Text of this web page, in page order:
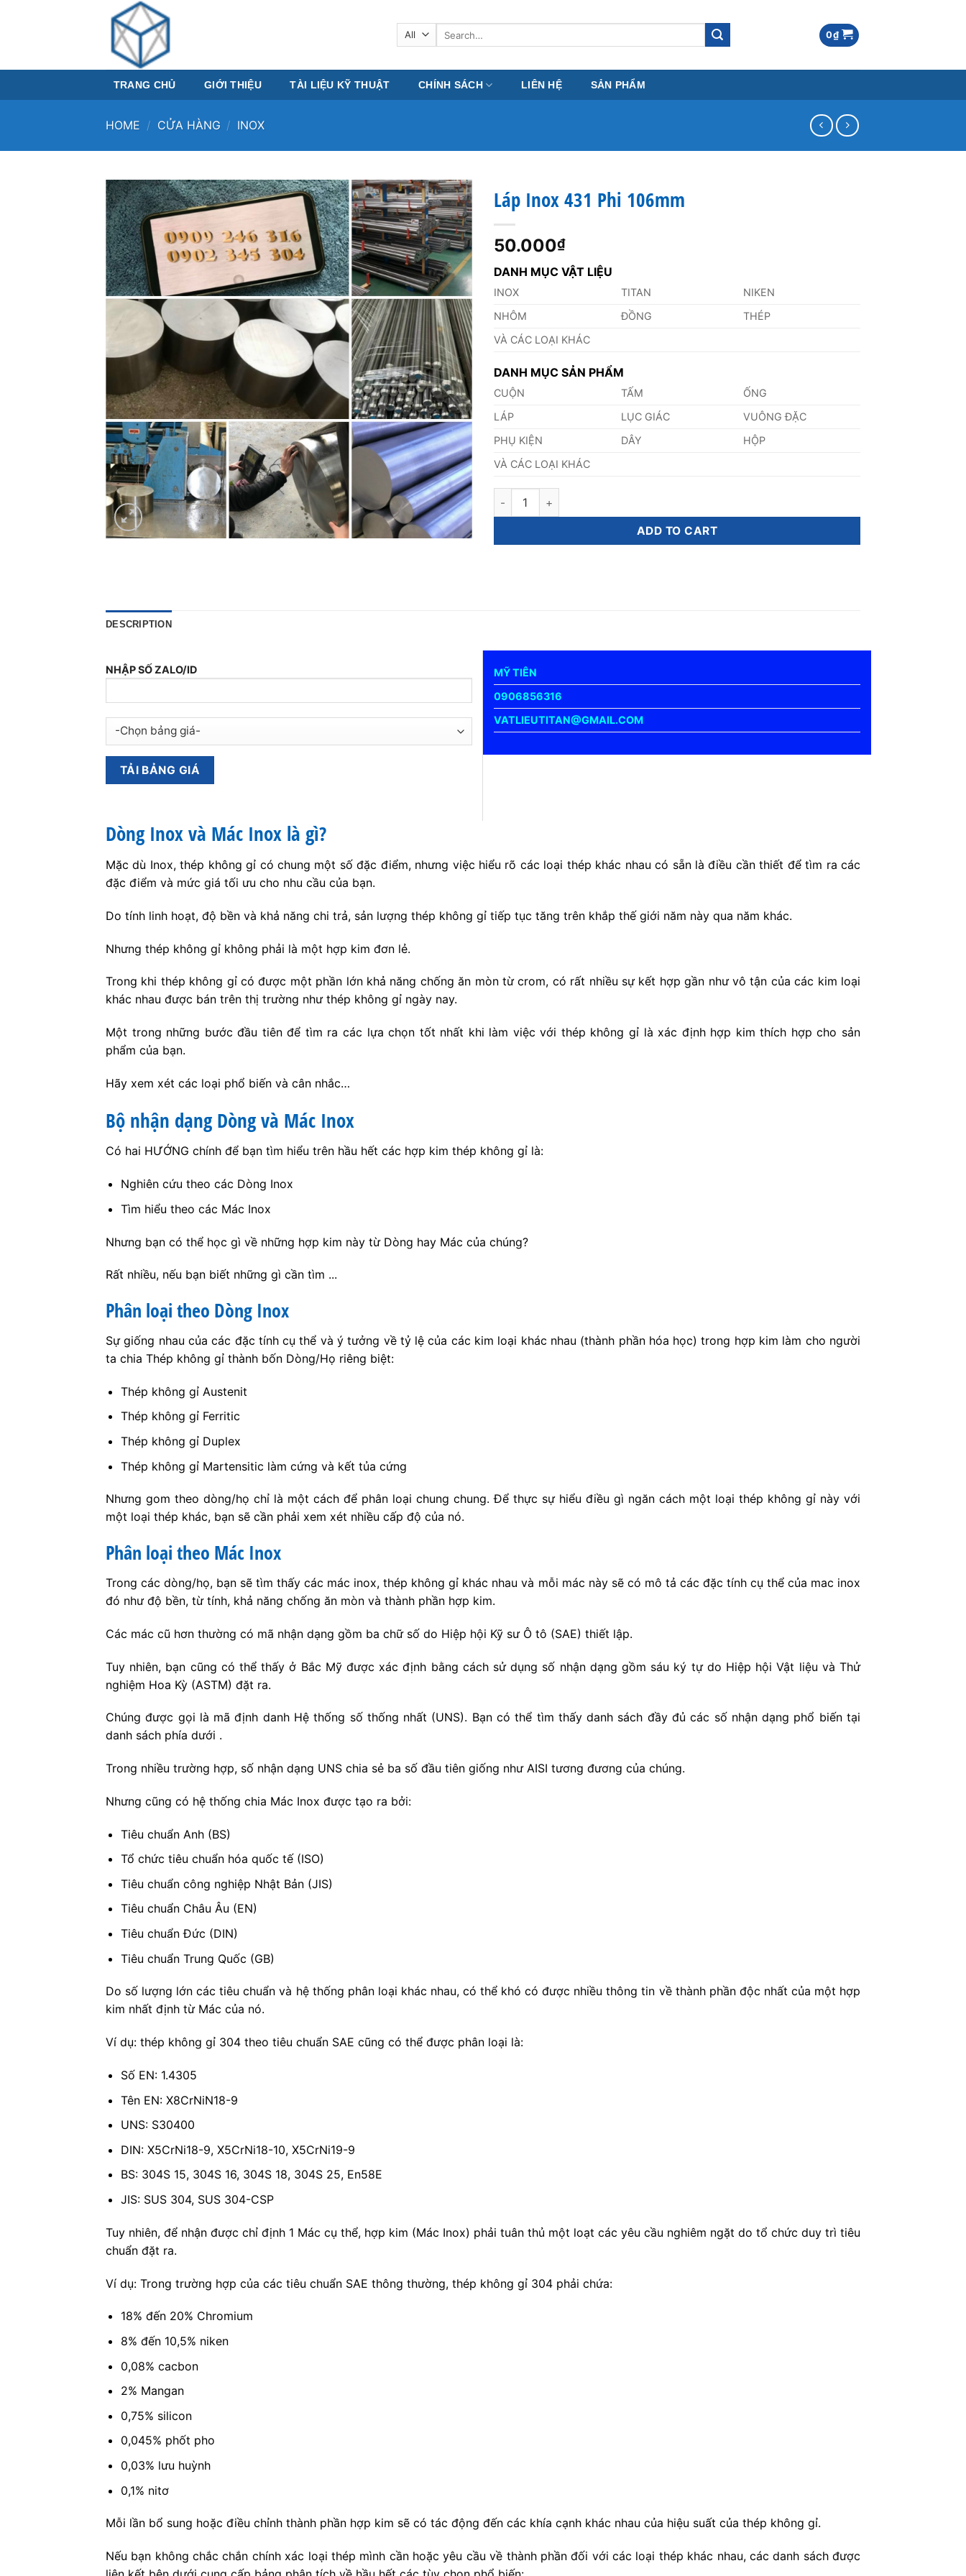
0₫
TRANG CHỦ GIỚI THIỆU TÀI LIỆU KỸ THUẬT CHÍNH SÁCH LIÊN HỆ SẢN PHẨM
HOME / CỬA HÀNG / INOX
Láp Inox 431 Phi 106mm
50.000₫
DANH MỤC VẬT LIỆU
INOX TITAN
NIKEN
NHÔM
ĐỒNG
THÉP
VÀ CÁC LOẠI KHÁC
DANH MỤC SẢN PHẨM
CUỘN TẤM
ỐNG
LÁP
LỤC GIÁC
VUÔNG ĐẶC
PHỤ KIỆN
DÂY
HỘP
VÀ CÁC LOẠI KHÁC
Láp Inox 431 Phi 106mm quantity
ADD TO CART
DESCRIPTION
NHẬP SỐ ZALO/ID
MỸ TIÊN
0906856316
VATLIEUTITAN@GMAIL.COM
Dòng Inox và Mác Inox là gì?
Mặc dù Inox, thép không gỉ có chung một số đặc điểm, nhưng việc hiểu rõ các loại thép khác nhau có sẵn là điều cần thiết để tìm ra các
đặc điểm và mức giá tối ưu cho nhu cầu của bạn.
Do tính linh hoạt, độ bền và khả năng chi trả, sản lượng thép không gỉ tiếp tục tăng trên khắp thế giới năm này qua năm khác.
Nhưng thép không gỉ không phải là một hợp kim đơn lẻ.
Trong khi thép không gỉ có được một phần lớn khả năng chống ăn mòn từ crom, có rất nhiều sự kết hợp gần như vô tận của các kim loại
khác nhau được bán trên thị trường như thép không gỉ ngày nay.
Một trong những bước đầu tiên để tìm ra các lựa chọn tốt nhất khi làm việc với thép không gỉ là xác định hợp kim thích hợp cho sản
phẩm của bạn.
Hãy xem xét các loại phổ biến và cân nhắc…
Bộ nhận dạng Dòng và Mác Inox
Có hai HƯỚNG chính để bạn tìm hiểu trên hầu hết các hợp kim thép không gỉ là:
Nghiên cứu theo các Dòng Inox
Tìm hiểu theo các Mác Inox
Nhưng bạn có thể học gì về những hợp kim này từ Dòng hay Mác của chúng?
Rất nhiều, nếu bạn biết những gì cần tìm ...
Phân loại theo Dòng Inox
Sự giống nhau của các đặc tính cụ thể và ý tưởng về tỷ lệ của các kim loại khác nhau (thành phần hóa học) trong hợp kim làm cho người
ta chia Thép không gỉ thành bốn Dòng/Họ riêng biệt:
Thép không gỉ Austenit
Thép không gỉ Ferritic
Thép không gỉ Duplex
Thép không gỉ Martensitic làm cứng và kết tủa cứng
Nhưng gom theo dòng/họ chỉ là một cách để phân loại chung chung. Để thực sự hiểu điều gì ngăn cách một loại thép không gỉ này với
một loại thép khác, bạn sẽ cần phải xem xét nhiều cấp độ của nó.
Phân loại theo Mác Inox
Trong các dòng/họ, bạn sẽ tìm thấy các mác inox, thép không gỉ khác nhau và mỗi mác này sẽ có mô tả các đặc tính cụ thể của mac inox
đó như độ bền, từ tính, khả năng chống ăn mòn và thành phần hợp kim.
Các mác cũ hơn thường có mã nhận dạng gồm ba chữ số do Hiệp hội Kỹ sư Ô tô (SAE) thiết lập.
Tuy nhiên, bạn cũng có thể thấy ở Bắc Mỹ được xác định bằng cách sử dụng số nhận dạng gồm sáu ký tự do Hiệp hội Vật liệu và Thử
nghiệm Hoa Kỳ (ASTM) đặt ra.
Chúng được gọi là mã định danh Hệ thống số thống nhất (UNS). Bạn có thể tìm thấy danh sách đầy đủ các số nhận dạng phổ biến tại
danh sách phía dưới .
Trong nhiều trường hợp, số nhận dạng UNS chia sẻ ba số đầu tiên giống như AISI tương đương của chúng.
Nhưng cũng có hệ thống chia Mác Inox được tạo ra bởi:
Tiêu chuẩn Anh (BS)
Tổ chức tiêu chuẩn hóa quốc tế (ISO)
Tiêu chuẩn công nghiệp Nhật Bản (JIS)
Tiêu chuẩn Châu Âu (EN)
Tiêu chuẩn Đức (DIN)
Tiêu chuẩn Trung Quốc (GB)
Do số lượng lớn các tiêu chuẩn và hệ thống phân loại khác nhau, có thể khó có được nhiều thông tin về thành phần độc nhất của một hợp
kim nhất định từ Mác của nó.
Ví dụ: thép không gỉ 304 theo tiêu chuẩn SAE cũng có thể được phân loại là:
Số EN: 1.4305
Tên EN: X8CrNiN18-9
UNS: S30400
DIN: X5CrNi18-9, X5CrNi18-10, X5CrNi19-9
BS: 304S 15, 304S 16, 304S 18, 304S 25, En58E
JIS: SUS 304, SUS 304-CSP
Tuy nhiên, để nhận được chỉ định 1 Mác cụ thể, hợp kim (Mác Inox) phải tuân thủ một loạt các yêu cầu nghiêm ngặt do tổ chức duy trì tiêu
chuẩn đặt ra.
Ví dụ: Trong trường hợp của các tiêu chuẩn SAE thông thường, thép không gỉ 304 phải chứa:
18% đến 20% Chromium
8% đến 10,5% niken
0,08% cacbon
2% Mangan
0,75% silicon
0,045% phốt pho
0,03% lưu huỳnh
0,1% nitơ
Mỗi lần bổ sung hoặc điều chỉnh thành phần hợp kim sẽ có tác động đến các khía cạnh khác nhau của hiệu suất của thép không gỉ.
Nếu bạn không chắc chắn chính xác loại thép mình cần hoặc yêu cầu về thành phần đối với các loại thép khác nhau, các danh sách được